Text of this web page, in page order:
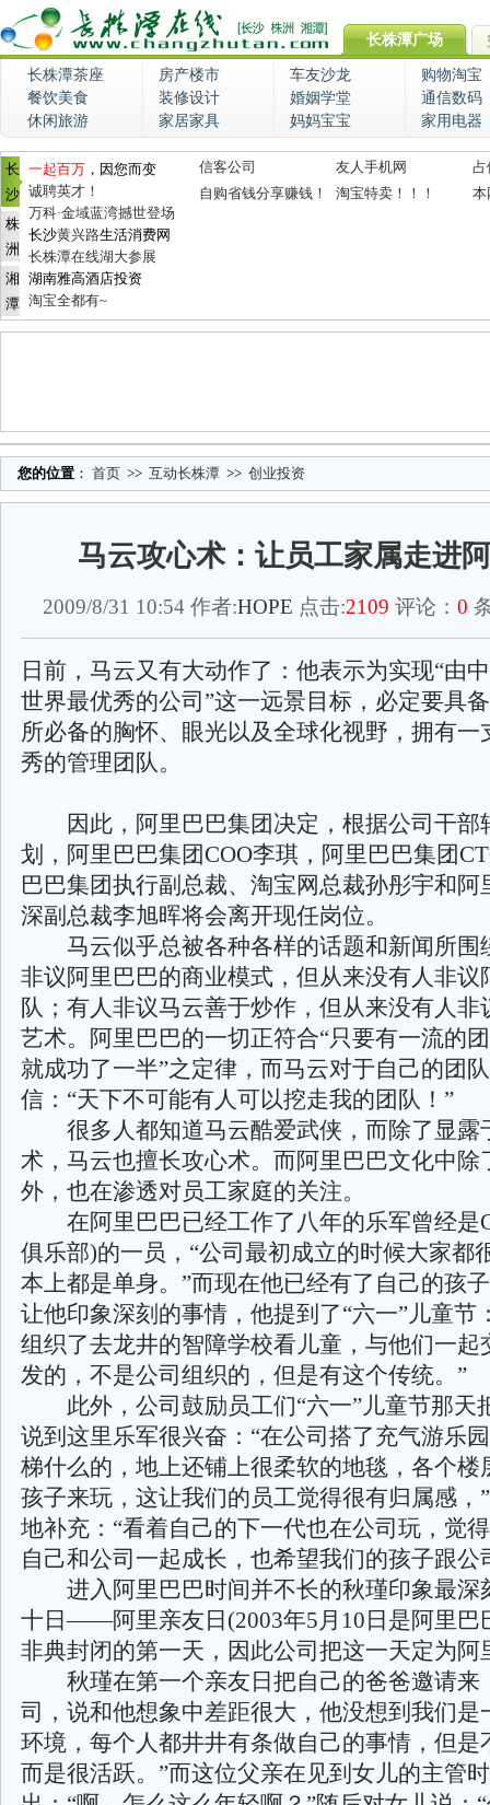
长株潭广场
长株潭茶座 房产楼市 车友沙龙
购物淘宝
餐饮美食
装修设计 婚姻学堂
通信数码
休闲旅游
家居家具 妈妈宝宝 家用电器
长
沙
株
洲
湘
潭
一起百万 ，因您而变
诚聘英才！
万科·金域蓝湾撼世登场
长沙黄兴路生活消费网
长株潭在线湖大参展
湖南雅高酒店投资
淘宝全都有~
信客公司 友人手机网
占
自购省钱分享赚钱！
淘宝特卖！！！ 本
您的位置 ： 首页 >> 互动长株潭 >> 创业投资
马云攻心术：让员工家属走进
2009/8/31 10:54 作者:HOPE 点击:2109 评论： 0
日前，马云又有大动作了：他表示为实现“由
世界最优秀的公司”这一远景目标，必定要具
所必备的胸怀、眼光以及全球化视野，拥有一
秀的管理团队。
因此，阿里巴巴集团决定，根据公司干部
划，阿里巴巴集团COO李琪，阿里巴巴集团
巴巴集团执行副总裁、淘宝网总裁孙彤宇和阿
深副总裁李旭晖将会离开现任岗位。
马云似乎总被各种各样的话题和新闻所围
非议阿里巴巴的商业模式，但从来没有人非议
队；有人非议马云善于炒作，但从来没有人非
艺术。阿里巴巴的一切正符合“只要有一流的
就成功了一半”之定律，而马云对于自己的团
信：“天下不可能有人可以挖走我的团队！”
很多人都知道马云酷爱武侠，而除了显露
术，马云也擅长攻心术。而阿里巴巴文化中除
外，也在渗透对员工家庭的关注。
在阿里巴巴已经工作了八年的乐军曾经是
俱乐部)的一员，“公司最初成立的时候大家都
本上都是单身。”而现在他已经有了自己的孩
让他印象深刻的事情，他提到了“六一”儿童节
组织了去龙井的智障学校看儿童，与他们一起
发的，不是公司组织的，但是有这个传统。”
此外，公司鼓励员工们“六一”儿童节那天
说到这里乐军很兴奋：“在公司搭了充气游乐
梯什么的，地上还铺上很柔软的地毯，各个楼
孩子来玩，这让我们的员工觉得很有归属感，
地补充：“看着自己的下一代也在公司玩，觉
自己和公司一起成长，也希望我们的孩子跟公
进入阿里巴巴时间并不长的秋瑾印象最深
十日——阿里亲友日(2003年5月10日是阿里巴
非典封闭的第一天，因此公司把这一天定为阿
秋瑾在第一个亲友日把自己的爸爸邀请来
司，说和他想象中差距很大，他没想到我们是
环境，每个人都井井有条做自己的事情，但是
而是很活跃。”而这位父亲在见到女儿的主管